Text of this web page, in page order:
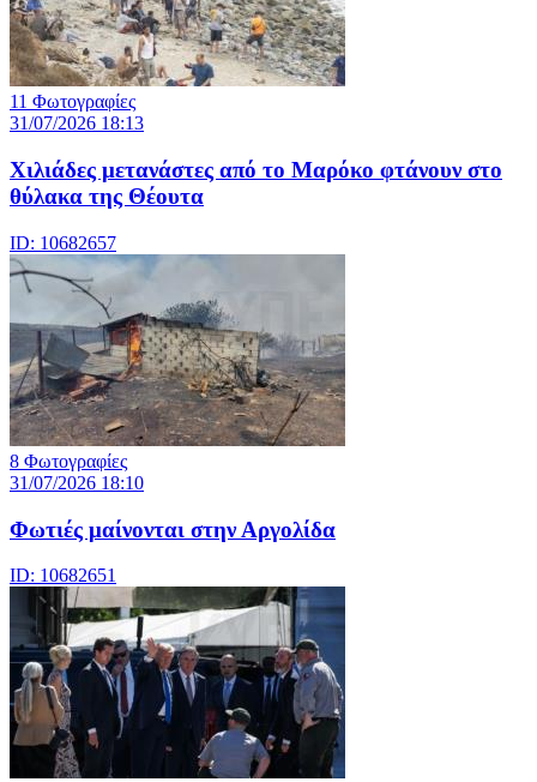
11 Φωτογραφίες
31/07/2026 18:13
Χιλιάδες μετανάστες από το Μαρόκο φτάνουν στο
θύλακα της Θέουτα
ID: 10682657
8 Φωτογραφίες
31/07/2026 18:10
Φωτιές μαίνονται στην Αργολίδα
ID: 10682651